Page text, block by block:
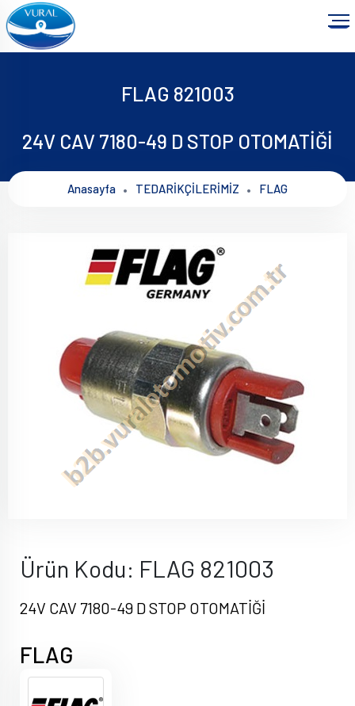
FLAG 821003
24V CAV 7180-49 D STOP OTOMATİĞİ
Anasayfa TEDARİKÇİLERİMİZ FLAG
Ürün Kodu: FLAG 821003
24V CAV 7180-49 D STOP OTOMATİĞİ
FLAG